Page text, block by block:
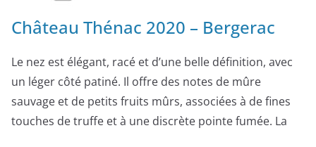
Château Thénac 2020 – Bergerac
Le nez est élégant, racé et d’une belle définition, avec
un léger côté patiné. Il offre des notes de mûre
sauvage et de petits fruits mûrs, associées à de fines
touches de truffe et à une discrète pointe fumée. La